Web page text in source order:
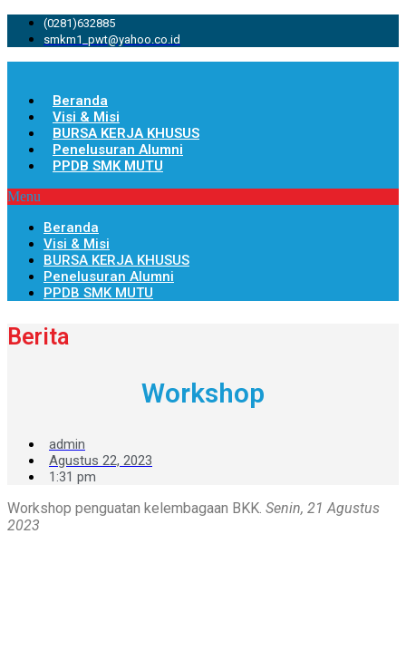
(0281)632885
smkm1_pwt@yahoo.co.id
Beranda
Visi & Misi
BURSA KERJA KHUSUS
Penelusuran Alumni
PPDB SMK MUTU
Menu
Beranda
Visi & Misi
BURSA KERJA KHUSUS
Penelusuran Alumni
PPDB SMK MUTU
Berita
Workshop
admin
Agustus 22, 2023
1:31 pm
Workshop penguatan kelembagaan BKK. Senin, 21 Agustus
2023